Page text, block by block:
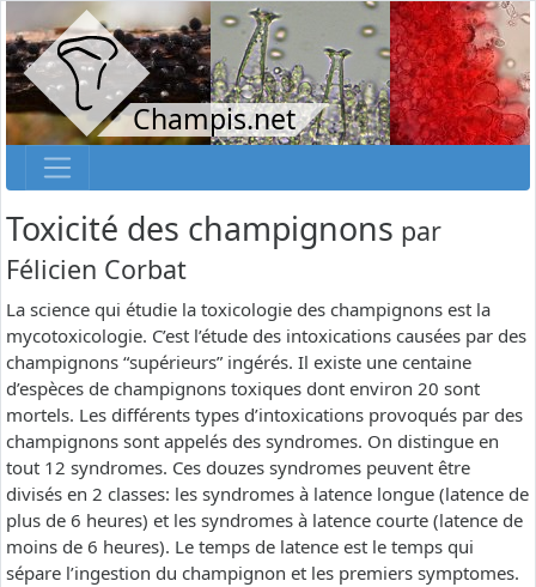
Champis.net
Toxicité des champignons par
Félicien Corbat
La science qui étudie la toxicologie des champignons est la
mycotoxicologie. C’est l’étude des intoxications causées par des
champignons “supérieurs” ingérés. Il existe une centaine
d’espèces de champignons toxiques dont environ 20 sont
mortels. Les différents types d’intoxications provoqués par des
champignons sont appelés des syndromes. On distingue en
tout 12 syndromes. Ces douzes syndromes peuvent être
divisés en 2 classes: les syndromes à latence longue (latence de
plus de 6 heures) et les syndromes à latence courte (latence de
moins de 6 heures). Le temps de latence est le temps qui
sépare l’ingestion du champignon et les premiers symptomes.